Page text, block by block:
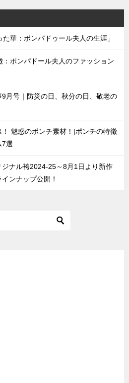
た華：ポンパドゥール夫人の生涯」
：ポンパドール夫人のファッション
月号｜防災の日、秋分の日、敬老の
魅惑のポンチ素材！|ポンチの特徴
7選
ナル袴2024-25～8月1日より新作
ンナップ公開！